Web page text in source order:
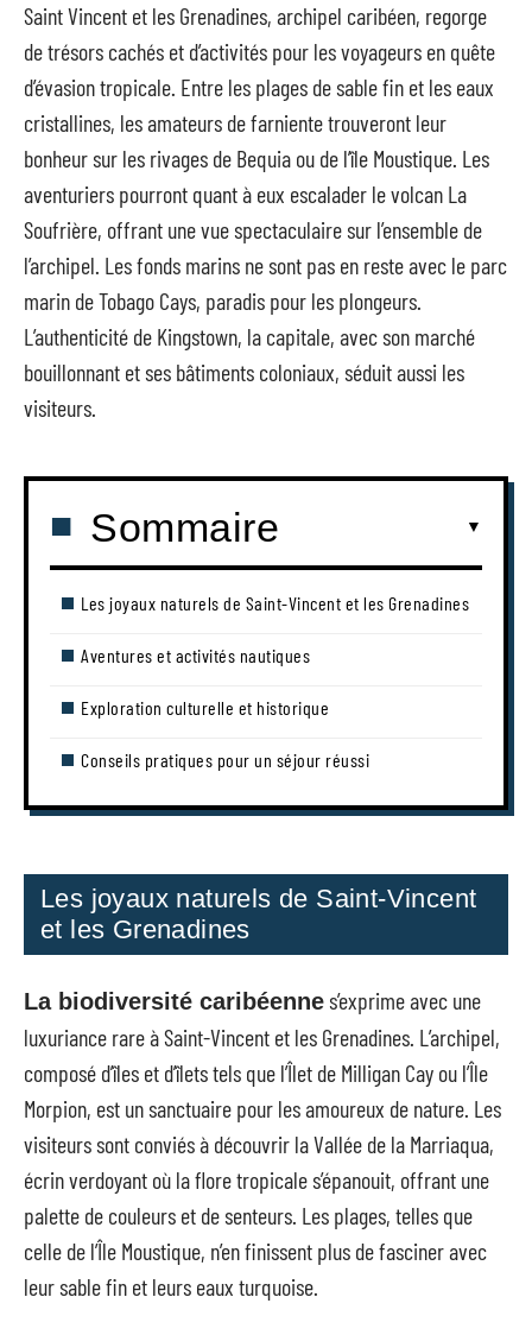
Saint Vincent et les Grenadines, archipel caribéen, regorge
de trésors cachés et d’activités pour les voyageurs en quête
d’évasion tropicale. Entre les plages de sable fin et les eaux
cristallines, les amateurs de farniente trouveront leur
bonheur sur les rivages de Bequia ou de l’île Moustique. Les
aventuriers pourront quant à eux escalader le volcan La
Soufrière, offrant une vue spectaculaire sur l’ensemble de
l’archipel. Les fonds marins ne sont pas en reste avec le parc
marin de Tobago Cays, paradis pour les plongeurs.
L’authenticité de Kingstown, la capitale, avec son marché
bouillonnant et ses bâtiments coloniaux, séduit aussi les
visiteurs.
Sommaire
Les joyaux naturels de Saint-Vincent et les Grenadines
Aventures et activités nautiques
Exploration culturelle et historique
Conseils pratiques pour un séjour réussi
Les joyaux naturels de Saint-Vincent
et les Grenadines
La biodiversité caribéennes’exprime avec une
luxuriance rare à Saint-Vincent et les Grenadines. L’archipel,
composé d’îles et d’îlets tels que l’Îlet de Milligan Cay ou l’Île
Morpion, est un sanctuaire pour les amoureux de nature. Les
visiteurs sont conviés à découvrir la Vallée de la Marriaqua,
écrin verdoyant où la flore tropicale s’épanouit, offrant une
palette de couleurs et de senteurs. Les plages, telles que
celle de l’Île Moustique, n’en finissent plus de fasciner avec
leur sable fin et leurs eaux turquoise.